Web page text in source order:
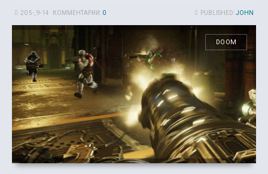
PUBLISHED:JOHN
20 5-, 9-14 КОММЕНТАРИИ: 0
DOOM